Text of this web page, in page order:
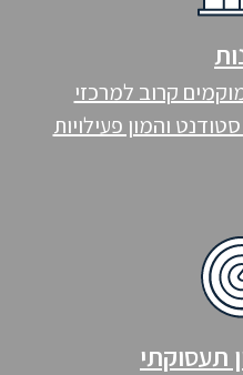
קרוב למרכזי
והמון פעילויות
תעסוקתי